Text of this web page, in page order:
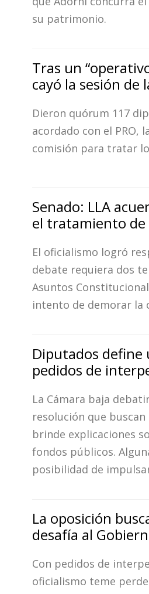
su patrimonio.
Tras un
cayó la sesión de
Dieron quórum 117
acordado con el PRO,
comisión para tratar
Senado: LLA
el tratamiento de
El oficialismo logró
debate requiera dos
Asuntos
intento de demorar la
Diputados
pedidos de
La Cámara baja
resolución que
brinde explicaciones
fondos públicos.
posibilidad de
La oposición
desafía al
Con pedidos de
oficialismo teme